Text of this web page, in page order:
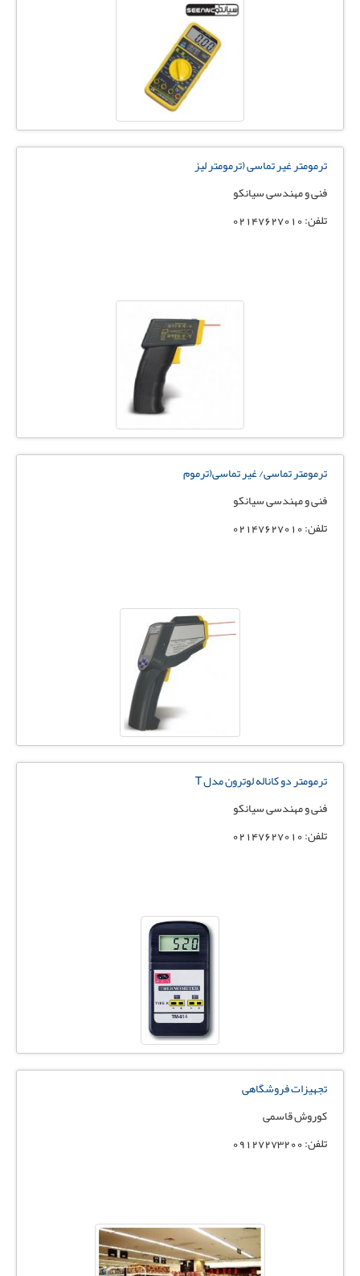
ترمومتر غیر تماسی (ترمومتر لیز
فنی و مهندسی سیانکو
تلفن: 02147627010
ترمومتر تماسی/ غیر تماسی(ترموم
فنی و مهندسی سیانکو
تلفن: 02147627010
ترمومتر دو کاناله لوترون مدل T
فنی و مهندسی سیانکو
تلفن: 02147627010
تجهیزات فروشگاهی
کوروش قاسمی
تلفن: 09127273200